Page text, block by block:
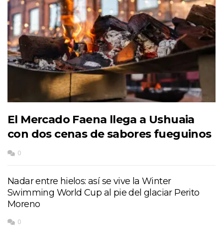
El Mercado Faena llega a Ushuaia
con dos cenas de sabores fueguinos
0
Nadar entre hielos: así se vive la Winter
Swimming World Cup al pie del glaciar Perito
Moreno
0